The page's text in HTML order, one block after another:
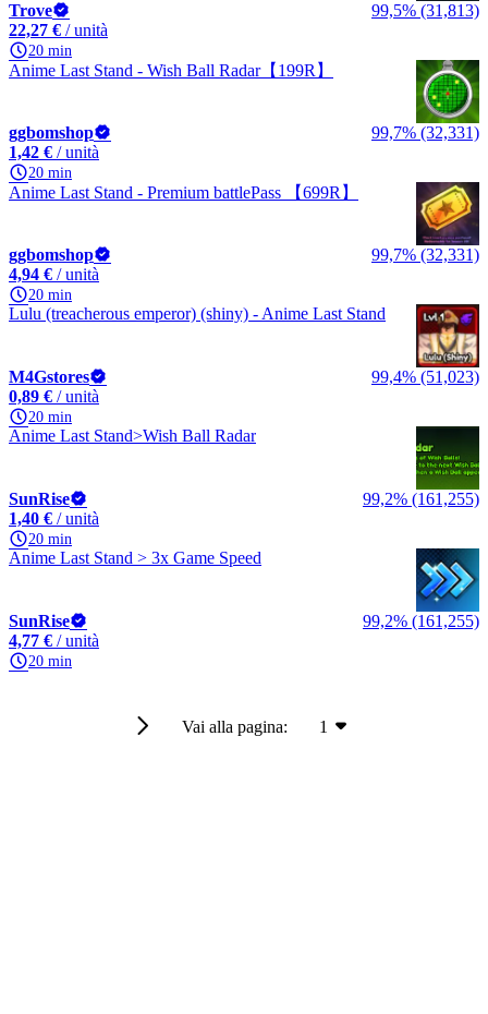
Trove
99,5% (31,813)
22,27 € / unità
20 min
Anime Last Stand - Wish Ball Radar【199R】
ggbomshop
99,7% (32,331)
1,42 € / unità
20 min
Anime Last Stand - Premium battlePass 【699R】
ggbomshop
99,7% (32,331)
4,94 € / unità
20 min
Lulu (treacherous emperor) (shiny) - Anime Last Stand
M4Gstores
99,4% (51,023)
0,89 € / unità
20 min
Anime Last Stand>Wish Ball Radar
SunRise
99,2% (161,255)
1,40 € / unità
20 min
Anime Last Stand > 3x Game Speed
SunRise
99,2% (161,255)
4,77 € / unità
20 min
Vai alla pagina: 1